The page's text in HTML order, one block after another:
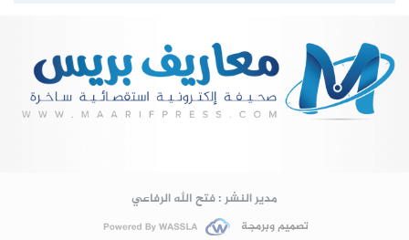
مدير النشر : فتح الله الرفاعي
تصميم وبرمجة